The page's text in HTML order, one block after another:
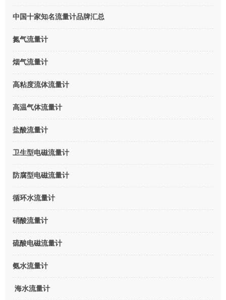
中国十家知名流量计品牌汇总
氮气流量计
烟气流量计
高粘度流体流量计
高温气体流量计
盐酸流量计
卫生型电磁流量计
防腐型电磁流量计
循环水流量计
硝酸流量计
硫酸电磁流量计
氨水流量计
海水流量计